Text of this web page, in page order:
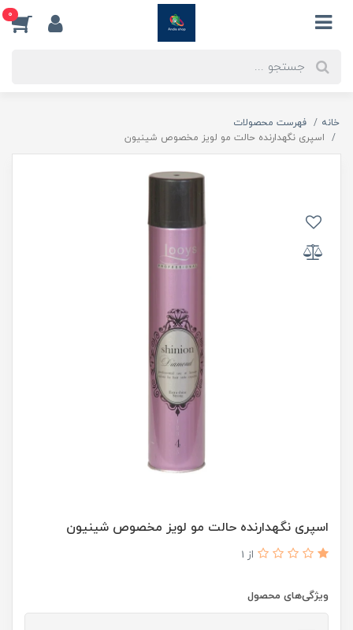
0
خانه
فهرست محصولات
اسپری نگهدارنده حالت مو لویز مخصوص شینیون
اسپری نگهدارنده حالت مو لویز مخصوص شینیون
از 1
ویژگی‌های محصول